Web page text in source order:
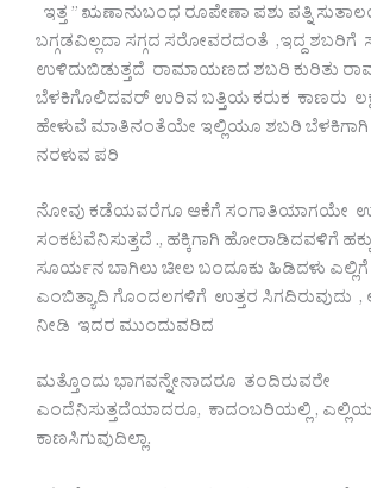
ಇತ್ತ ” ಋಣಾನುಬಂಧ ರೂಪೇಣಾ ಪಶು ಪತ್ನಿ
ಬಗ್ಗಡವಿಲ್ಲದಾ ಸಗ್ಗದ ಸರೋವರದಂತೆ ,ಇದ್ದ
ಉಳಿದುಬಿಡುತ್ತದೆ ರಾಮಾಯಣದ ಶಬರಿ ಕುರಿತು
ಬೆಳಕಿಗೊಲಿದವರ್ ಉರಿವ ಬತ್ತಿಯ ಕರುಕ ಕಾಣರು
ಹೇಳುವೆ ಮಾತಿನಂತೆಯೇ ಇಲ್ಲಿಯೂ ಶಬರಿ
ನರಳುವ ಪರಿ
ನೋವು ಕಡೆಯವರೆಗೂ ಆಕೆಗೆ ಸಂಗಾತಿಯಾಗಯೇ
ಸಂಕಟವೆನಿಸುತ್ತದೆ ., ಹಕ್ಕಿಗಾಗಿ ಹೋರಾಡಿದವಳಿಗೆ
ಸೂರ್ಯನ ಬಾಗಿಲು ಚೀಲ ಬಂದೂಕು ಹಿಡಿದಳು ಎಲ್ಲಿಗೆ
ಎಂಬಿತ್ಯಾದಿ ಗೊಂದಲಗಳಿಗೆ ಉತ್ತರ ಸಿಗದಿರುವುದು ,
ನೀಡಿ ಇದರ ಮುಂದುವರಿದ
ಮತ್ತೊಂದು ಭಾಗವನ್ನೇನಾದರೂ ತಂದಿರುವರೇ
ಎಂದೆನಿಸುತ್ತದೆಯಾದರೂ, ಕಾದಂಬರಿಯಲ್ಲಿ ,
ಕಾಣಸಿಗುವುದಿಲ್ಲಾ.